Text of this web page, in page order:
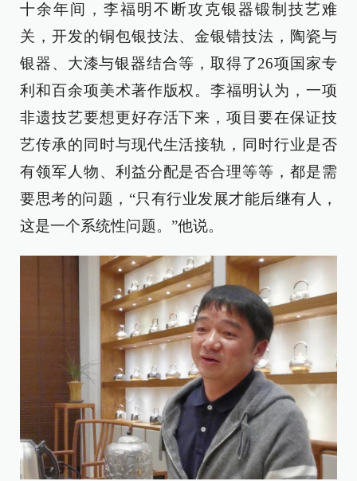
十余年间，李福明不断攻克银器锻制技艺难
关，开发的铜包银技法、金银错技法，陶瓷与
银器、大漆与银器结合等，取得了26项国家专
利和百余项美术著作版权。李福明认为，一项
非遗技艺要想更好存活下来，项目要在保证技
艺传承的同时与现代生活接轨，同时行业是否
有领军人物、利益分配是否合理等等，都是需
要思考的问题，“只有行业发展才能后继有人，
这是一个系统性问题。”他说。